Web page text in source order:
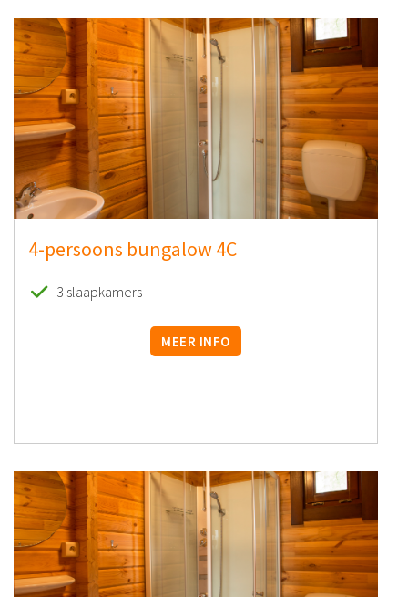
4-persoons bungalow 4C
3 slaapkamers
MEER INFO